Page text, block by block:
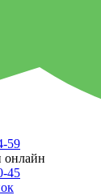
59
онлайн
45